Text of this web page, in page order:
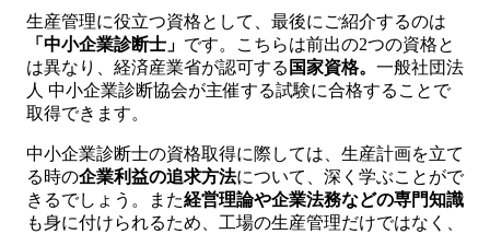
生産管理に役立つ資格として、最後にご紹介するのは
「中小企業診断士」 です。こちらは前出の2つの資格と
は異なり、経済産業省が認可する 国家資格。 一般社団法
人 中小企業診断協会が主催する試験に合格することで
取得できます。
中小企業診断士の資格取得に際しては、生産計画を立て
る時の企業利益の追求方法について、深く学ぶことがで
きるでしょう。また経営理論や企業法務などの専門知識
も身に付けられるため、工場の生産管理だけではなく、